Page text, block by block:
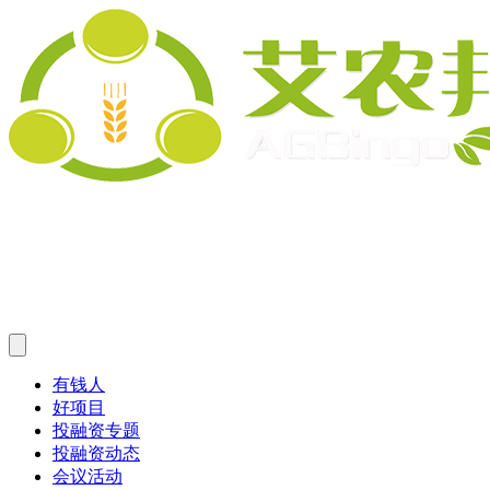
有钱人
好项目
投融资专题
投融资动态
会议活动